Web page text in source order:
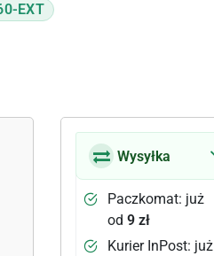
EXT
Wysyłka
Paczkomat: już
od9 zł
Kurier InPost: już